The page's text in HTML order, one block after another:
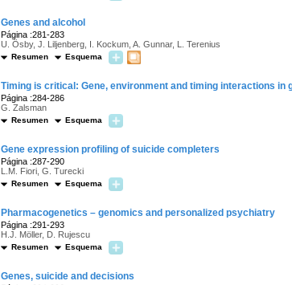
Genes and alcohol
Página :281-283
U. Ösby, J. Liljenberg, I. Kockum, A. Gunnar, L. Terenius
Resumen Esquema
Timing is critical: Gene, environment and timing interactions in
Página :284-286
G. Zalsman
Resumen Esquema
Gene expression profiling of suicide completers
Página :287-290
L.M. Fiori, G. Turecki
Resumen Esquema
Pharmacogenetics – genomics and personalized psychiatry
Página :291-293
H.J. Möller, D. Rujescu
Resumen Esquema
Genes, suicide and decisions